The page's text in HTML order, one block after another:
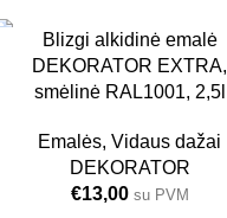
6 VNT.
Blizgi alkidinė emalė
DEKORATOR EXTRA,
smėlinė RAL1001, 2,5l
Emalės, Vidaus dažai
DEKORATOR
€13,00 su PVM